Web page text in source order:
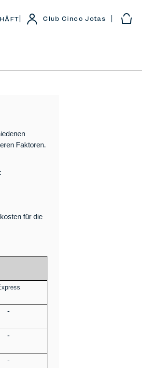
Club Cinco Jotas
Faktoren.
für die
-
-
-